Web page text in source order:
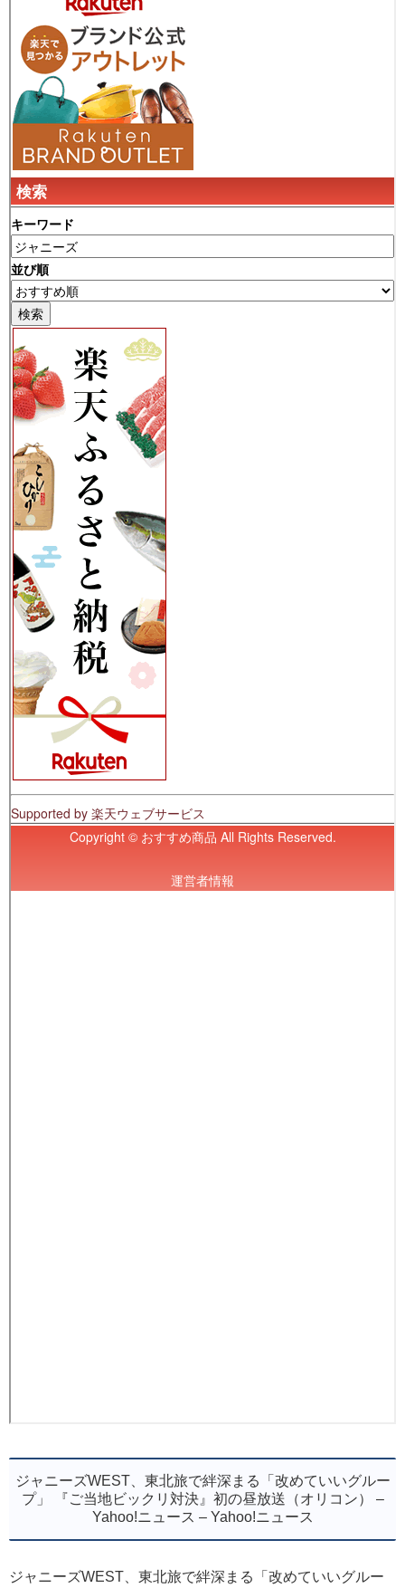
ジャニーズWEST、東北旅で絆深まる「改めていいグルー
プ」 『ご当地ビックリ対決』初の昼放送（オリコン） –
Yahoo!ニュース – Yahoo!ニュース
ジャニーズWEST、東北旅で絆深まる「改めていいグルー